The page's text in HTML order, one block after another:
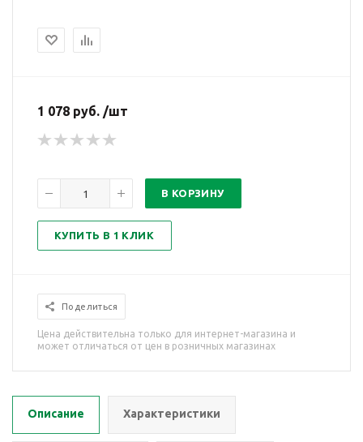
1 078 руб. /шт
В КОРЗИНУ
КУПИТЬ В 1 КЛИК
Поделиться
Цена действительна только для интернет-магазина и
может отличаться от цен в розничных магазинах
Описание Характеристики